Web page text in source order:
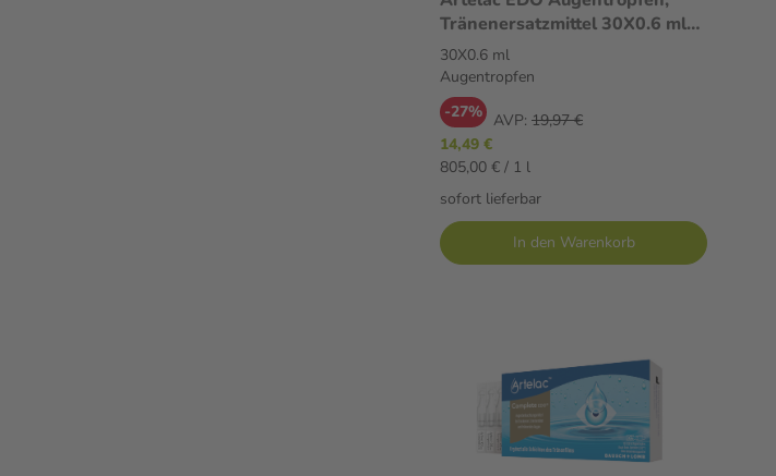
Tränenersatzmittel 30X0.6 ml
Augentropfen
30X0.6 ml
Augentropfen
-27% AVP: 19,97 €
14,49 €
805,00 € / 1 l
sofort lieferbar
In den Warenkorb